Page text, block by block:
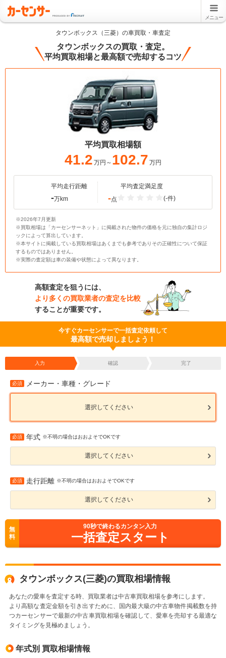
メニュー
タウンボックス（三菱）の車買取・車査定
タウンボックスの買取・査定。
平均買取相場と最高額で売却するコツ
平均買取相場額
41.2 万円～ 102.7 万円
平均走行距離
-万km
平均査定満足度
-点 (-件)
※2026年7月更新
※買取相場は「カーセンサーネット」に掲載された物件の価格を元に独自の集計ロジ
ックによって算出しています。
※本サイトに掲載している買取相場はあくまでも参考でありその正確性について保証
するものではありません。
※実際の査定額は車の装備や状態によって異なります。
高額査定を狙うには、
より多くの買取業者の査定を比較
することが重要です。
今すぐカーセンサーで一括査定依頼して
最高額で売却しましょう！
入力 確認 完了
必須 メーカー・車種・グレード
選択してください
必須 年式 ※不明の場合はおおよそでOKです
選択してください
必須 走行距離 ※不明の場合はおおよそでOKです
選択してください
無
料
90秒で終わるカンタン入力
一括査定スタート
タウンボックス(三菱)の買取相場情報
あなたの愛車を査定する時、買取業者は中古車買取相場を参考にします。
より高額な査定金額を引き出すために、国内最大級の中古車物件掲載数を持
つカーセンサーで最新の中古車買取相場を確認して、愛車を売却する最適な
タイミングを見極めましょう。
年式別 買取相場情報